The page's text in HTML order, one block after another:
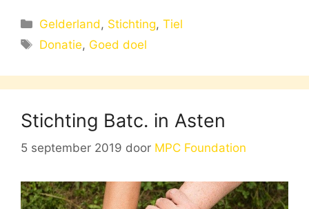
Categorieën
Gelderland , Stichting,Tiel
Tags
Donatie, Goed doel
Stichting Batc. in Asten
5 september 2019 door MPC Foundation